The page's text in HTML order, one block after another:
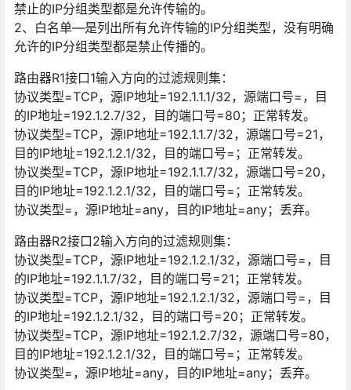
禁止的IP分组类型都是允许传输的。
2、白名单—是列出所有允许传输的IP分组类型，没有明确
允许的IP分组类型都是禁止传播的。
路由器R1接口1输入方向的过滤规则集：
协议类型=TCP，源IP地址=192.1.1.1/32，源端口号=，目
的IP地址=192.1.2.7/32，目的端口号=80；正常转发。
协议类型=TCP，源IP地址=192.1.1.7/32，源端口号=21，
目的IP地址=192.1.2.1/32，目的端口号=；正常转发。
协议类型=TCP，源IP地址=192.1.1.7/32，源端口号=20，
目的IP地址=192.1.2.1/32，目的端口号=；正常转发。
协议类型=，源IP地址=any，目的IP地址=any；丢弃。
路由器R2接口2输入方向的过滤规则集：
协议类型=TCP，源IP地址=192.1.2.1/32，源端口号=，目
的IP地址=192.1.1.7/32，目的端口号=21；正常转发。
协议类型=TCP，源IP地址=192.1.2.1/32，源端口号=，目
的IP地址=192.1.2.1/32，目的端口号=20；正常转发。
协议类型=TCP，源IP地址=192.1.2.7/32，源端口号=80，
目的IP地址=192.1.2.1/32，目的端口号=；正常转发。
协议类型=，源IP地址=any，目的IP地址=any；丢弃。